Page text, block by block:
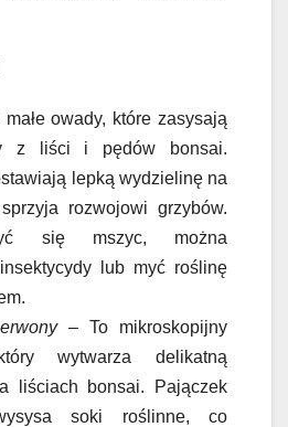
małe owady, które zasysają
z liści i pędów bonsai.
lepką wydzielinę na
rozwojowi grzybów.
się mszyc, można
lub myć roślinę
– To mikroskopijny
wytwarza delikatną
liściach bonsai. Pajączek
soki roślinne, co